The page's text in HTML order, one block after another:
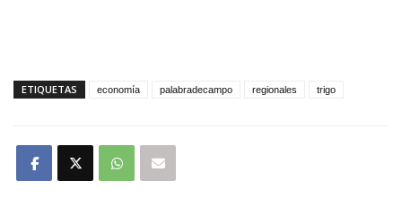
ETIQUETAS economía palabradecampo regionales trigo